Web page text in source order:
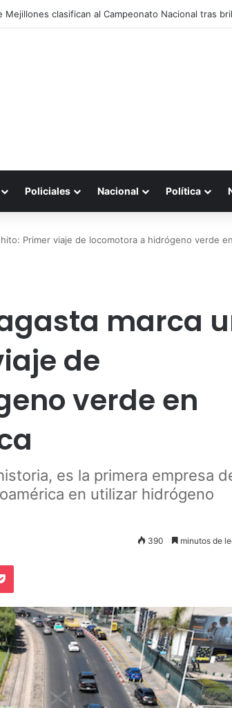
suministro de agua durante cortes de energía a
Policiales Nacional Política
Primer viaje de locomotora a hidrógeno verde
marca
de
verde en
es la primera empresa
en utilizar hidrógeno
390 minutos de
Pocket